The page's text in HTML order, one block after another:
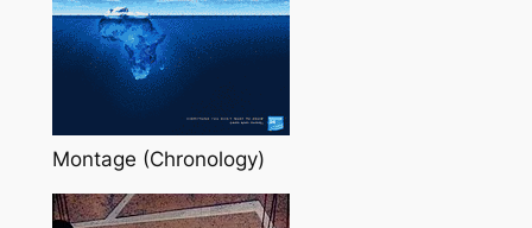
Montage (Chronology)